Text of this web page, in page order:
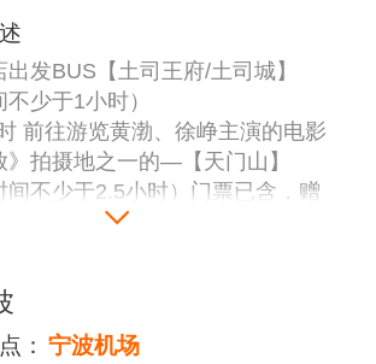
界千古情晚会座满则更改为魅力
价可退）
、越【天下第一桥】、误入【迷魂
绕、峰峦叠嶂、气势磅礴，大小景
，忘却归路。
路之称的（金鞭溪）风光如画，嬉
古奇的树木、悠然的游鱼、景色显
.....
1.5小时前往【芙蓉镇】（时间不
（赠送景区交通车/船票），是一
“挂在瀑布上的千年古镇”。后因姜
主演的电影《芙蓉镇》在此拍摄，
观赏《芙蓉花开》（赠送项目，不
发BUS【土司王府/土司城】
不少于1小时）
前往游览黄渤、徐峥主演的电影
》拍摄地之一的—【天门山】
间不少于2.5小时）门票已含，赠
及鞋套37元/人已含）登张家界之
激的悬空【玻璃栈道】挑战你的高
史文化积淀深厚的天门山，一直被
： 宁波机场